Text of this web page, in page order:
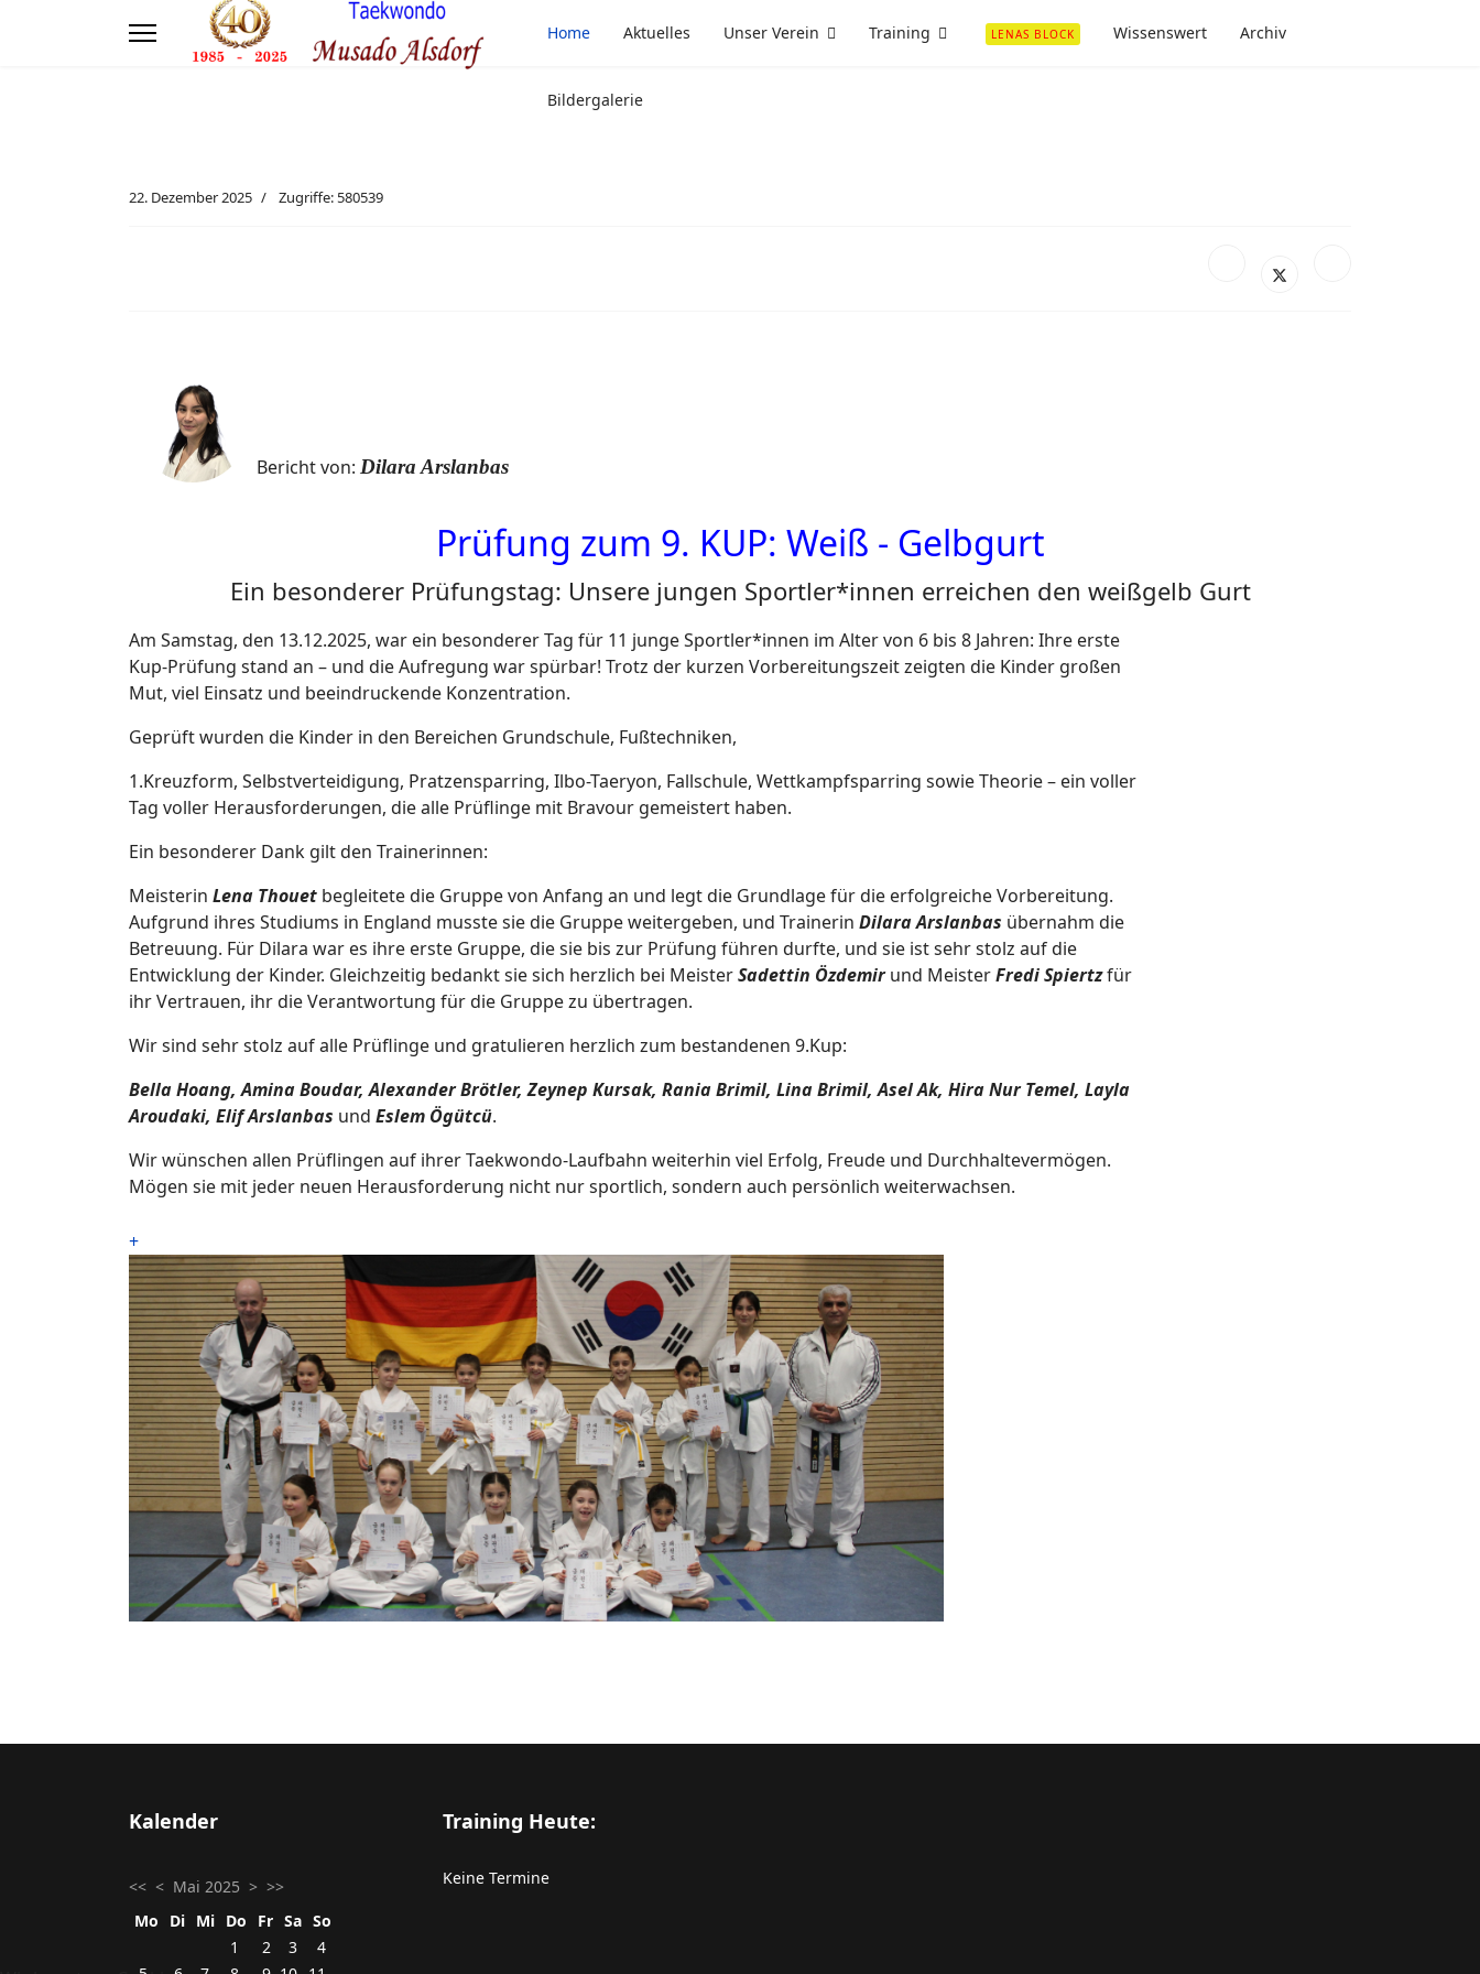
Home Aktuelles Unser Verein Training LENAS BLOCK Wissenswert Archiv
Bildergalerie
22. Dezember 2025 Zugriffe: 580539
Bericht von: Dilara Arslanbas
Prüfung zum 9. KUP: Weiß - Gelbgurt
Ein besonderer Prüfungstag: Unsere jungen Sportler*innen erreichen den weißgelb Gurt
Am Samstag, den 13.12.2025, war ein besonderer Tag für 11 junge Sportler*innen im Alter von 6 bis 8 Jahren: Ihre erste
Kup-Prüfung stand an – und die Aufregung war spürbar! Trotz der kurzen Vorbereitungszeit zeigten die Kinder großen
Mut, viel Einsatz und beeindruckende Konzentration.
Geprüft wurden die Kinder in den Bereichen Grundschule, Fußtechniken,
1.Kreuzform, Selbstverteidigung, Pratzensparring, Ilbo-Taeryon, Fallschule, Wettkampfsparring sowie Theorie – ein voller
Tag voller Herausforderungen, die alle Prüflinge mit Bravour gemeistert haben.
Ein besonderer Dank gilt den Trainerinnen:
Meisterin Lena Thouet begleitete die Gruppe von Anfang an und legt die Grundlage für die erfolgreiche Vorbereitung.
Aufgrund ihres Studiums in England musste sie die Gruppe weitergeben, und Trainerin Dilara Arslanbas übernahm die
Betreuung. Für Dilara war es ihre erste Gruppe, die sie bis zur Prüfung führen durfte, und sie ist sehr stolz auf die
Entwicklung der Kinder. Gleichzeitig bedankt sie sich herzlich bei MeisterSadettin Özdemir und MeisterFredi Spiertzfür
ihr Vertrauen, ihr die Verantwortung für die Gruppe zu übertragen.
Wir sind sehr stolz auf alle Prüflinge und gratulieren herzlich zum bestandenen 9.Kup:
Bella Hoang, Amina Boudar, Alexander Brötler, Zeynep Kursak, Rania Brimil, Lina Brimil, Asel Ak, Hira Nur Temel, Layla
Aroudaki, Elif Arslanbas und Eslem Ögütcü.
Wir wünschen allen Prüflingen auf ihrer Taekwondo-Laufbahn weiterhin viel Erfolg, Freude und Durchhaltevermögen.
Mögen sie mit jeder neuen Herausforderung nicht nur sportlich, sondern auch persönlich weiterwachsen.
+
Kalender
<< < Mai 2025 > >>
Mo
Di Mi Do Fr Sa So
1
2 3
4
Training Heute:
Keine Termine